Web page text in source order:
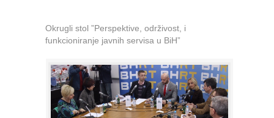
Okrugli stol ”Perspektive, održivost, i
funkcioniranje javnih servisa u BiH”